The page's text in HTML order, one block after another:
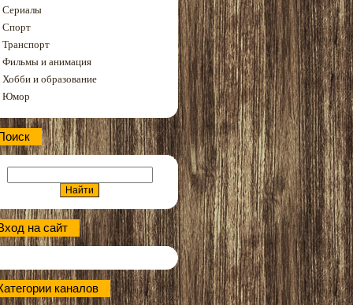
Сериалы
Спорт
Транспорт
Фильмы и анимация
Хобби и образование
Юмор
на сайт
каналов